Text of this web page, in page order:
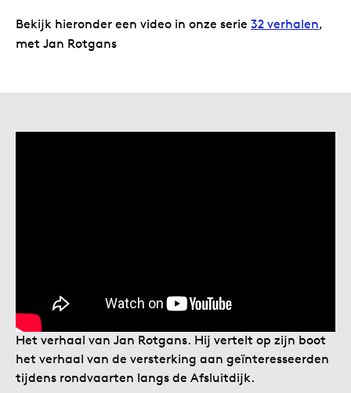
Bekijk hieronder een video in onze serie 32 verhalen,
met Jan Rotgans
Het verhaal van Jan Rotgans. Hij vertelt op zijn boot
het verhaal van de versterking aan geïnteresseerden
tijdens rondvaarten langs de Afsluitdijk.